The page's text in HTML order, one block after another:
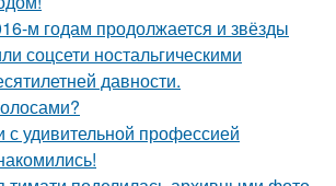
м годам продолжается и звёзды
соцсети ностальгическими
давности.
удивительной профессией